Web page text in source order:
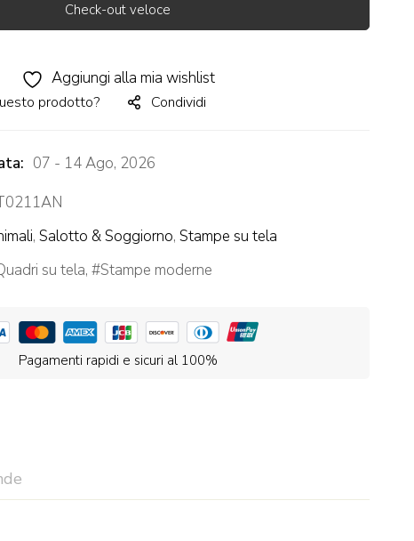
Check-out veloce
Aggiungi alla mia wishlist
prodotto? Condividi
07 - 14 Ago, 2026
, Salotto & Soggiorno, Stampe su tela
su tela, Stampe moderne
Pagamenti rapidi e sicuri al 100%